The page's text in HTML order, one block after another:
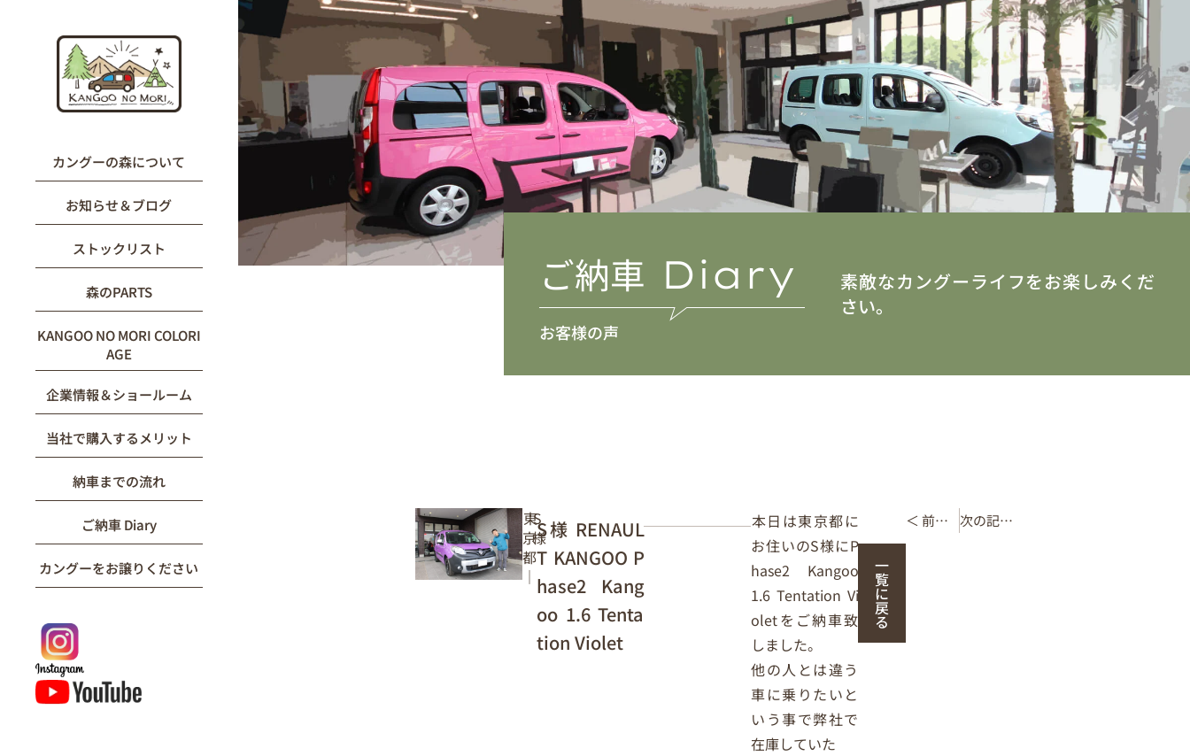
カングーの森について
お知らせ＆ブログ
ストックリスト
森のPARTS
KANGOO NO MORI COLORI
AGE
企業情報＆ショールーム
当社で購入するメリット
納車までの流れ
ご納車 Diary
カングーをお譲りください
ご納車 Diary
お客様の声
素敵なカングーライフをお楽しみくだ
さい。
東
京
都
｜
S
様
S様 RENAUL
T KANGOO P
hase2 Kang
oo 1.6 Tenta
tion Violet
本日は東京都に
お住いのS様にP
hase2 Kangoo
1.6 Tentation Vi
oletをご納車致
しました。
他の人とは違う
車に乗りたいと
いう事で弊社で
在庫していた
一
覧
に
戻
る
＜ 前の記事 次の記事 ＞